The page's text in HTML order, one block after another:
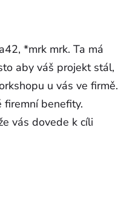
*mrk mrk. Ta má
aby váš projekt stál,
u vás ve firmě.
firemní benefity.
vás dovede k cíli